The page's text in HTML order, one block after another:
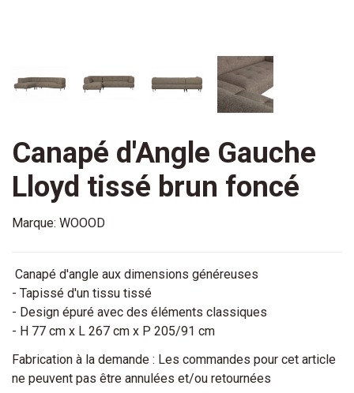
Canapé d'Angle Gauche
Lloyd tissé brun foncé
Marque: WOOOD
Canapé d'angle aux dimensions généreuses
- Tapissé d'un tissu tissé
- Design épuré avec des éléments classiques
- H 77 cm x L 267 cm x P 205/91 cm
Fabrication à la demande : Les commandes pour cet article
ne peuvent pas être annulées et/ou retournées